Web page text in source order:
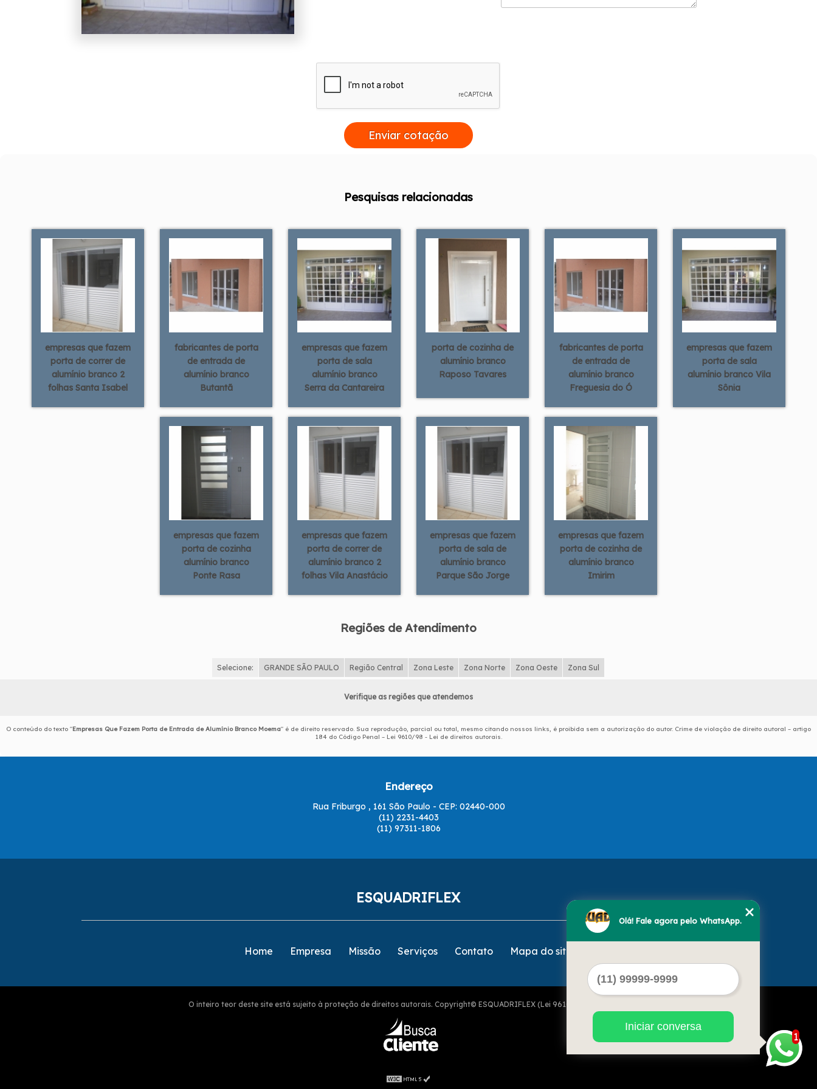
Enviar cotação
Pesquisas relacionadas
empresas que fazem
porta de correr de
alumínio branco 2
folhas Santa Isabel
fabricantes de porta
de entrada de
alumínio branco
Butantã
empresas que fazem
porta de sala
alumínio branco
Serra da Cantareira
porta de cozinha de
alumínio branco
Raposo Tavares
fabricantes de porta
de entrada de
alumínio branco
Freguesia do Ó
empresas que fazem
porta de sala
alumínio branco Vila
Sônia
empresas que fazem
porta de cozinha
alumínio branco
Ponte Rasa
empresas que fazem
porta de correr de
alumínio branco 2
folhas Vila Anastácio
empresas que fazem
porta de sala de
alumínio branco
Parque São Jorge
empresas que fazem
porta de cozinha de
alumínio branco
Imirim
Regiões de Atendimento
Selecione: GRANDE SÃO PAULO Região Central Zona Leste Zona Norte Zona Oeste Zona Sul
Verifique as regiões que atendemos
O conteúdo do texto "Empresas Que Fazem Porta de Entrada de Alumínio Branco Moema" é de direito reservado. Sua reprodução, parcial ou total, mesmo citando nossos links, é proibida sem a autorização do autor. Crime de violação de direito autoral – artigo
184 do Código Penal – Lei 9610/98 - Lei de direitos autorais.
Endereço
Rua Friburgo , 161 São Paulo - CEP: 02440-000
(11) 2231-4403
(11) 97311-1806
ESQUADRIFLEX
Home Empresa Missão Serviços Contato Mapa do site
O inteiro teor deste site está sujeito à proteção de direitos autorais. Copyright© ESQUADRIFLEX (Lei 9610 de 19/02/1998)
1
Olá! Fale agora pelo WhatsApp.
Iniciar conversa